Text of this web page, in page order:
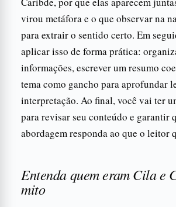
virou metáfora e o que observar na
para extrair o sentido certo. Em
aplicar isso de forma prática:
informações, escrever um resumo
tema como gancho para aprofundar
interpretação. Ao final, você vai ter
para revisar seu conteúdo e garantir
abordagem responda ao que o leitor
Entenda quem eram Cila e
mito